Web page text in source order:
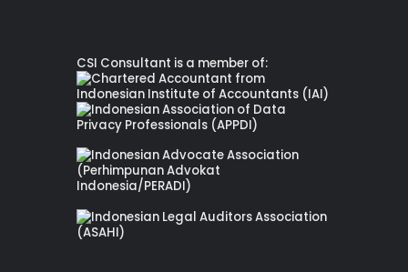
CSI Consultant is a member of: